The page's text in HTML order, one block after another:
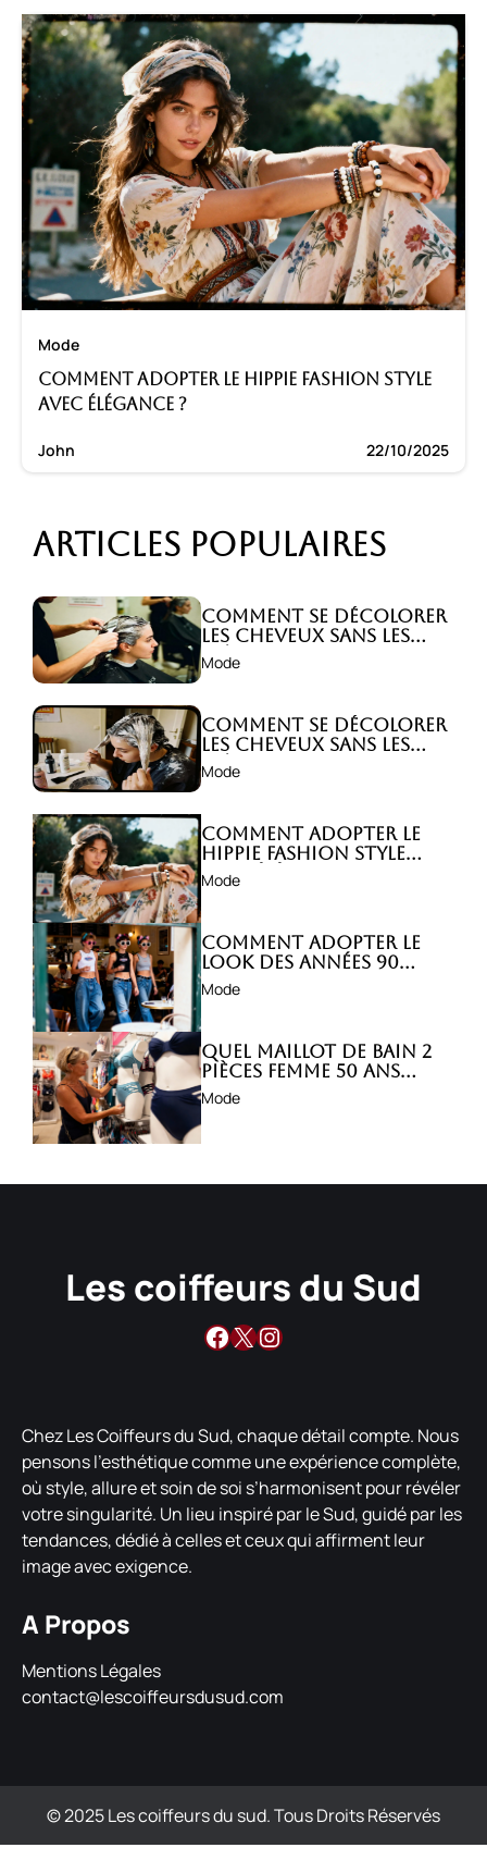
Mode
Comment adopter le hippie fashion style
avec élégance ?
John 22/10/2025
Articles populaires
Comment se décolorer
les cheveux sans les
abîmer ?
Mode
Comment se décolorer
les cheveux sans les
abîmer ?
Mode
Comment adopter le
hippie fashion style
avec élégance ?
Mode
Comment adopter le
look des années 90
avec style ?
Mode
Quel maillot de bain 2
pièces femme 50 ans
choisir ?
Mode
Les coiffeurs du Sud
Facebook
X Instagram
Chez Les Coiffeurs du Sud, chaque détail compte. Nous
pensons l’esthétique comme une expérience complète,
où style, allure et soin de soi s’harmonisent pour révéler
votre singularité. Un lieu inspiré par le Sud, guidé par les
tendances, dédié à celles et ceux qui affirment leur
image avec exigence.
A Propos
Mentions Légales
contact@lescoiffeursdusud.com
© 2025 Les coiffeurs du sud. Tous Droits Réservés